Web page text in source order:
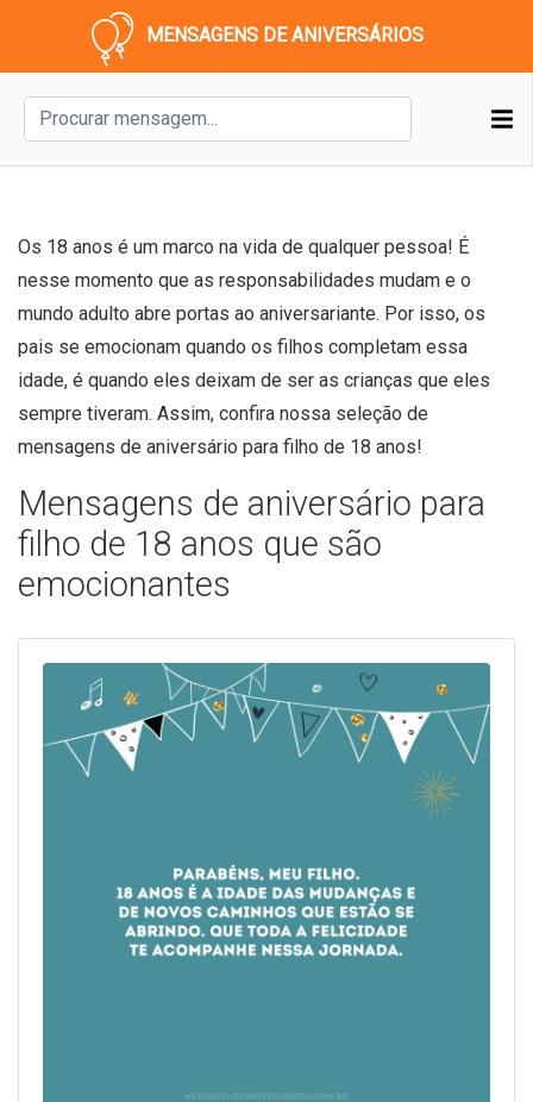
MENSAGENS DE ANIVERSÁRIOS
Os 18 anos é um marco na vida de qualquer pessoa! É
nesse momento que as responsabilidades mudam e o
mundo adulto abre portas ao aniversariante. Por isso, os
pais se emocionam quando os filhos completam essa
idade, é quando eles deixam de ser as crianças que eles
sempre tiveram. Assim, confira nossa seleção de
mensagens de aniversário para filho de 18 anos!
Mensagens de aniversário para
filho de 18 anos que são
emocionantes